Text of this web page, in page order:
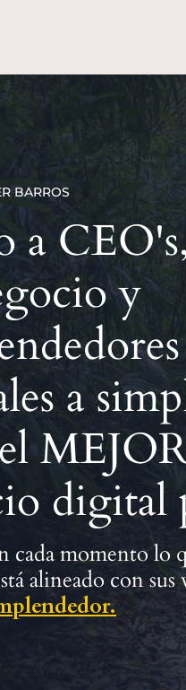
BARROS
a
y
a
digital
cada momento lo
alineado con sus